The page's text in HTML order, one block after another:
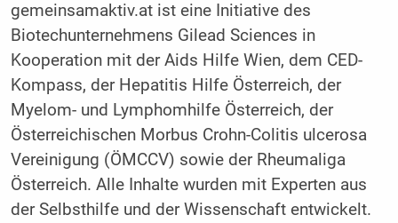
gemeinsamaktiv.at ist eine Initiative des
Biotechunternehmens Gilead Sciences in
Kooperation mit der Aids Hilfe Wien, dem CED-
Kompass, der Hepatitis Hilfe Österreich, der
Myelom- und Lymphomhilfe Österreich, der
Österreichischen Morbus Crohn-Colitis ulcerosa
Vereinigung (ÖMCCV) sowie der Rheumaliga
Österreich. Alle Inhalte wurden mit Experten aus
der Selbsthilfe und der Wissenschaft entwickelt.